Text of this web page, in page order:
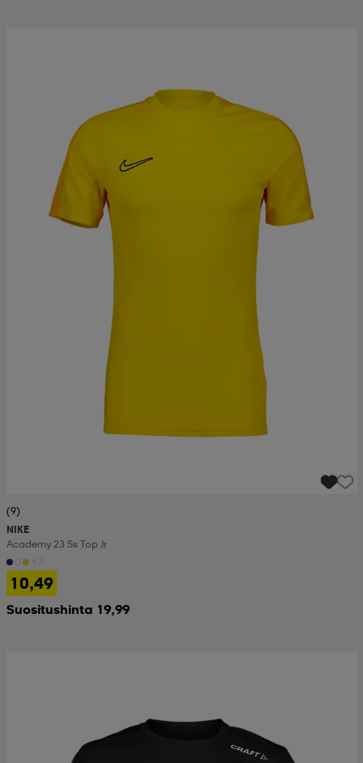
(9)
NIKE
Academy 23 Ss Top Jr
10,49
Suositushinta 19,99